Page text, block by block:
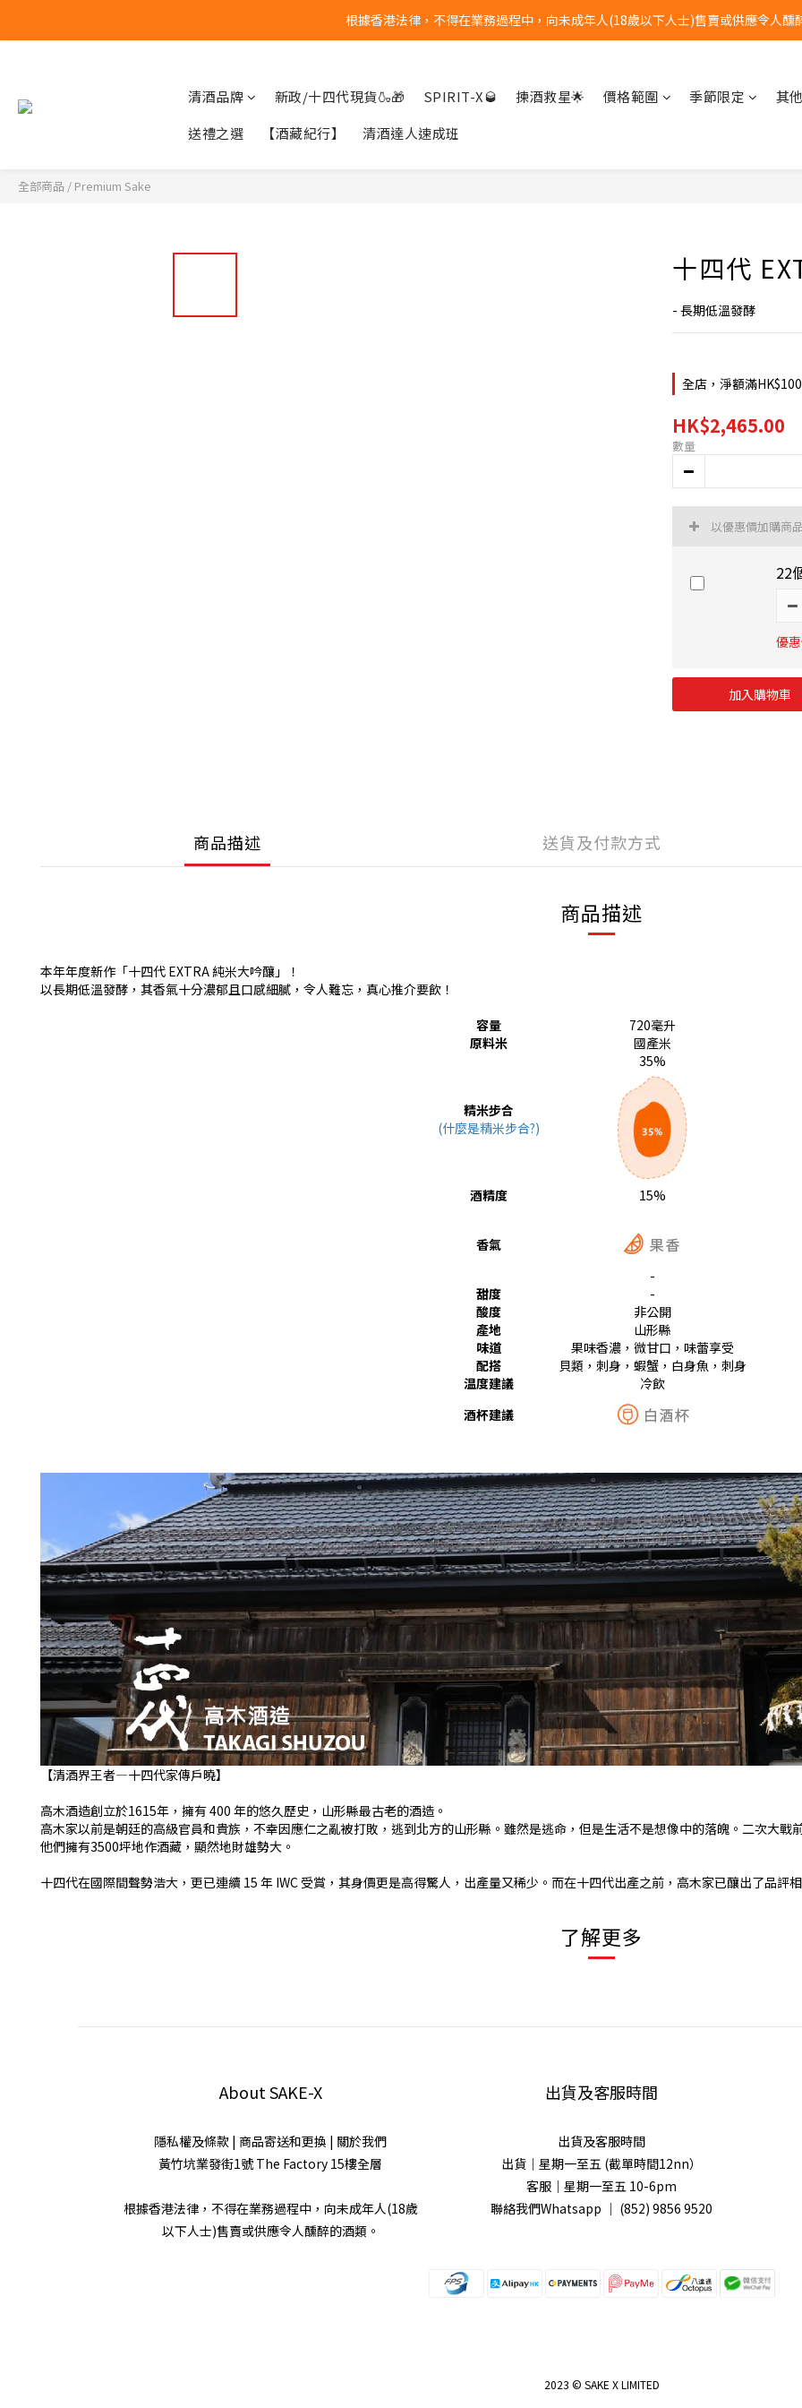
全單購物滿港幣$1000 | 免運費
根據香港法律，不得在業務過程中，向未成年人(18歲以下人士)售賣或供應令人醺
清酒品牌 新政/十四代現貨🍶🎁 SPIRIT-X🥃 揀酒救星🌟 價格範圍 季節限定
其
送禮之選
【酒藏紀行】 清酒達人速成班
全部商品 / Premium Sake
十四代
- 長期低溫發酵
全店，淨額滿
HK$2,465.00
數量
以優惠價加購商
22
優
加入購物車
商品描述 送貨及付款方式
商品描述
本年年度新作「十四代 EXTRA 純米大吟釀」！
以長期低溫發酵，其香氣十分濃郁且口感細膩，令人難忘，真心推介要飲！
容量
720毫升
原料米
國產米
精米步合
(什麼是精米步合?)
35%
酒精度 15%
香氣
-
甜度
-
酸度
非公開
產地
山形縣
味道
果味香濃，微甘口，味蕾享受
配搭
貝類，刺身，蝦蟹，白身魚，刺身
温度建議
冷飲
酒杯建議
【清酒界王者—十四代家傳戶曉】
高木酒造創立於1615年，擁有 400 年的悠久歷史，山形縣最古老的酒造。
高木家以前是朝廷的高級官員和貴族，不幸因應仁之亂被打敗，逃到北方的山形縣。雖然是逃命，但是生活不是想像中的落魄。二次大
他們擁有3500坪地作酒藏，顯然地財雄勢大。
十四代在國際間聲勢浩大，更已連續 15 年 IWC 受賞，其身價更是高得驚人，出產量又稀少。而在十四代出產之前，高木家已釀出了品評
了解更多
About SAKE-X
隱私權及條款 | 商品寄送和更換 | 關於我們
黃竹坑業發街1號 The Factory 15樓全層
根據香港法律，不得在業務過程中，向未成年人(18歲
以下人士)售賣或供應令人醺醉的酒類。
出貨及客服時間
出貨及客服時間
出貨｜星期一至五 (截單時間12nn）
客服｜星期一至五 10-6pm
聯絡我們Whatsapp ｜ (852) 9856 9520
2023 © SAKE X LIMITED